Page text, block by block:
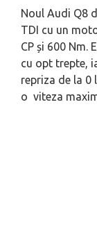
Noul Audi Q8
TDI cu un
CP și 600 Nm.
cu opt trepte,
repriza de la 0
o viteza